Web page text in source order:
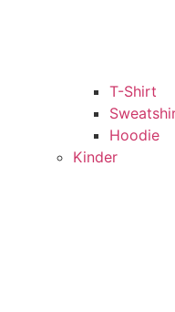
T-Shirt
Hoodie
Kinder